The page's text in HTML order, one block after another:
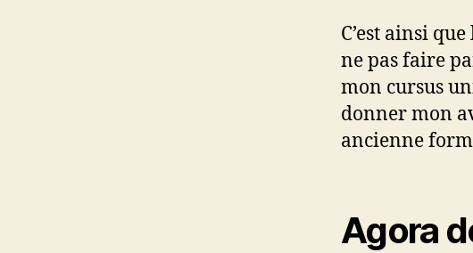
C’est ainsi
ne pas faire
mon cursus
donner mon
ancienne
Agora